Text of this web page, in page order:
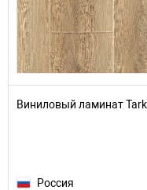
Виниловый ламинат
Россия